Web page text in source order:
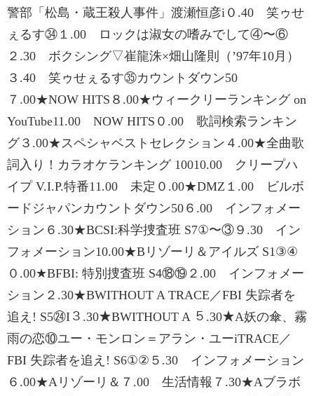
警部「松島・蔵王殺人事件」渡瀬恒彦i０.40 笑ゥせ
ぇるす㉞１.00 ロックは淑女の嗜みでして④〜⑥
２.30 ボクシング▽崔龍洙×畑山隆則（ʼ97年10月）
３.40 笑ゥせぇるす㉟カウントダウン50
７.00★NOW HITS８.00★ウィークリーランキング on
YouTube11.00 NOW HITS０.00 歌詞検索ランキン
グ３.00★スペシャベストセレクション４.00★全曲歌
詞入り！カラオケランキング 10010.00 クリープハ
イプ V.I.P.特番11.00 未定０.00★DMZ１.00 ビルボ
ードジャパンカウントダウン50６.00 インフォメー
ション６.30★BCSI:科学捜査班 S7①〜③９.30 イン
フォメーション10.00★Bリゾーリ＆アイルズ S1③④
０.00★BFBI: 特別捜査班 S4⑱⑲２.00 インフォメー
ション２.30★BWITHOUT A TRACE／FBI 失踪者を
追え! S5㉔I３.30★BWITHOUT A ５.30★A妖の傘、霧
雨の恋⑩ユー・モンロン＝アラン・ユーiTRACE／
FBI 失踪者を追え! S6①②５.30 インフォメーション
６.00★Aリゾーリ＆７.00 生活情報７.30★Aブラボ